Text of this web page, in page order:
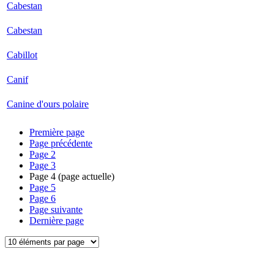
Cabestan
Cabestan
Cabillot
Canif
Canine d'ours polaire
Première page
Page précédente
Page 2
Page 3
Page 4 (page actuelle)
Page 5
Page 6
Page suivante
Dernière page